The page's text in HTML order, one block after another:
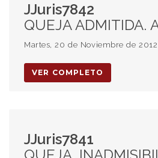
JJuris7842
QUEJA ADMITIDA. ASOCIACIÓN MUTUAL.
Martes, 20 de Noviembre de 2012
VER COMPLETO
JJuris7841